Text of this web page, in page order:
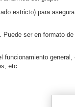
estricto) para
ser en formato de
funcionamiento general,
etc.